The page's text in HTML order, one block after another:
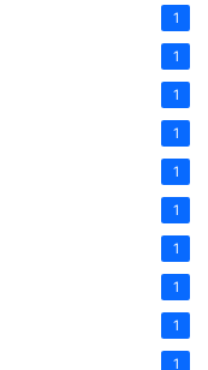
1
1
1
1
1
1
1
1
1
1